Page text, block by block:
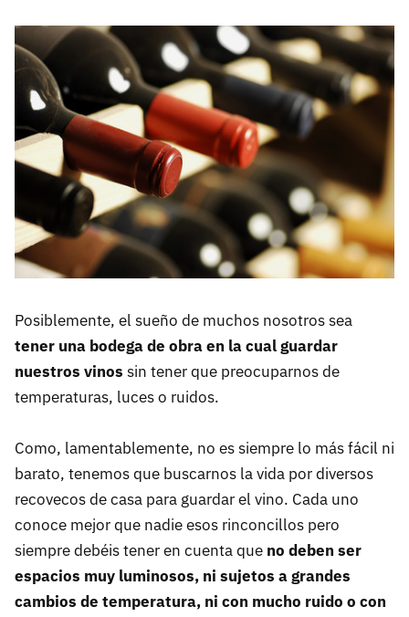
Posiblemente, el sueño de muchos nosotros sea
tener una bodega de obra en la cual guardar
nuestros vinos sin tener que preocuparnos de
temperaturas, luces o ruidos.
Como, lamentablemente, no es siempre lo más fácil ni
barato, tenemos que buscarnos la vida por diversos
recovecos de casa para guardar el vino. Cada uno
conoce mejor que nadie esos rinconcillos pero
siempre debéis tener en cuenta que no deben ser
espacios muy luminosos, ni sujetos a grandes
cambios de temperatura, ni con mucho ruido o con